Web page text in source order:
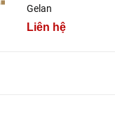
Gelan
Liên hệ